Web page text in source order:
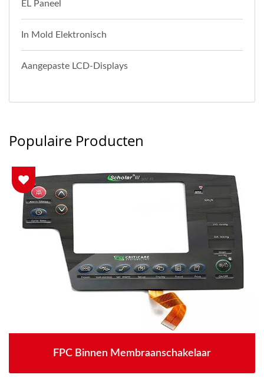
EL Paneel
In Mold Elektronisch
Aangepaste LCD-Displays
Populaire Producten
FPC Binnen Membraanschakelaar